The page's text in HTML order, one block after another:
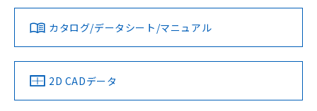
ダウンロードデータをご利用いただく前に、以下を必ずお読
みください。
ソフトウェアの使用条件
対応済み
中国 RoHS 注意事項・凡例
LR型式承認
（イギリス
船舶規格）
DNV型式承認
（ノルウェー
BV型式承認
（フランス
KR型式
（韓国
No No No No
カタログ/データシート/マニュアル
2D CADデータ